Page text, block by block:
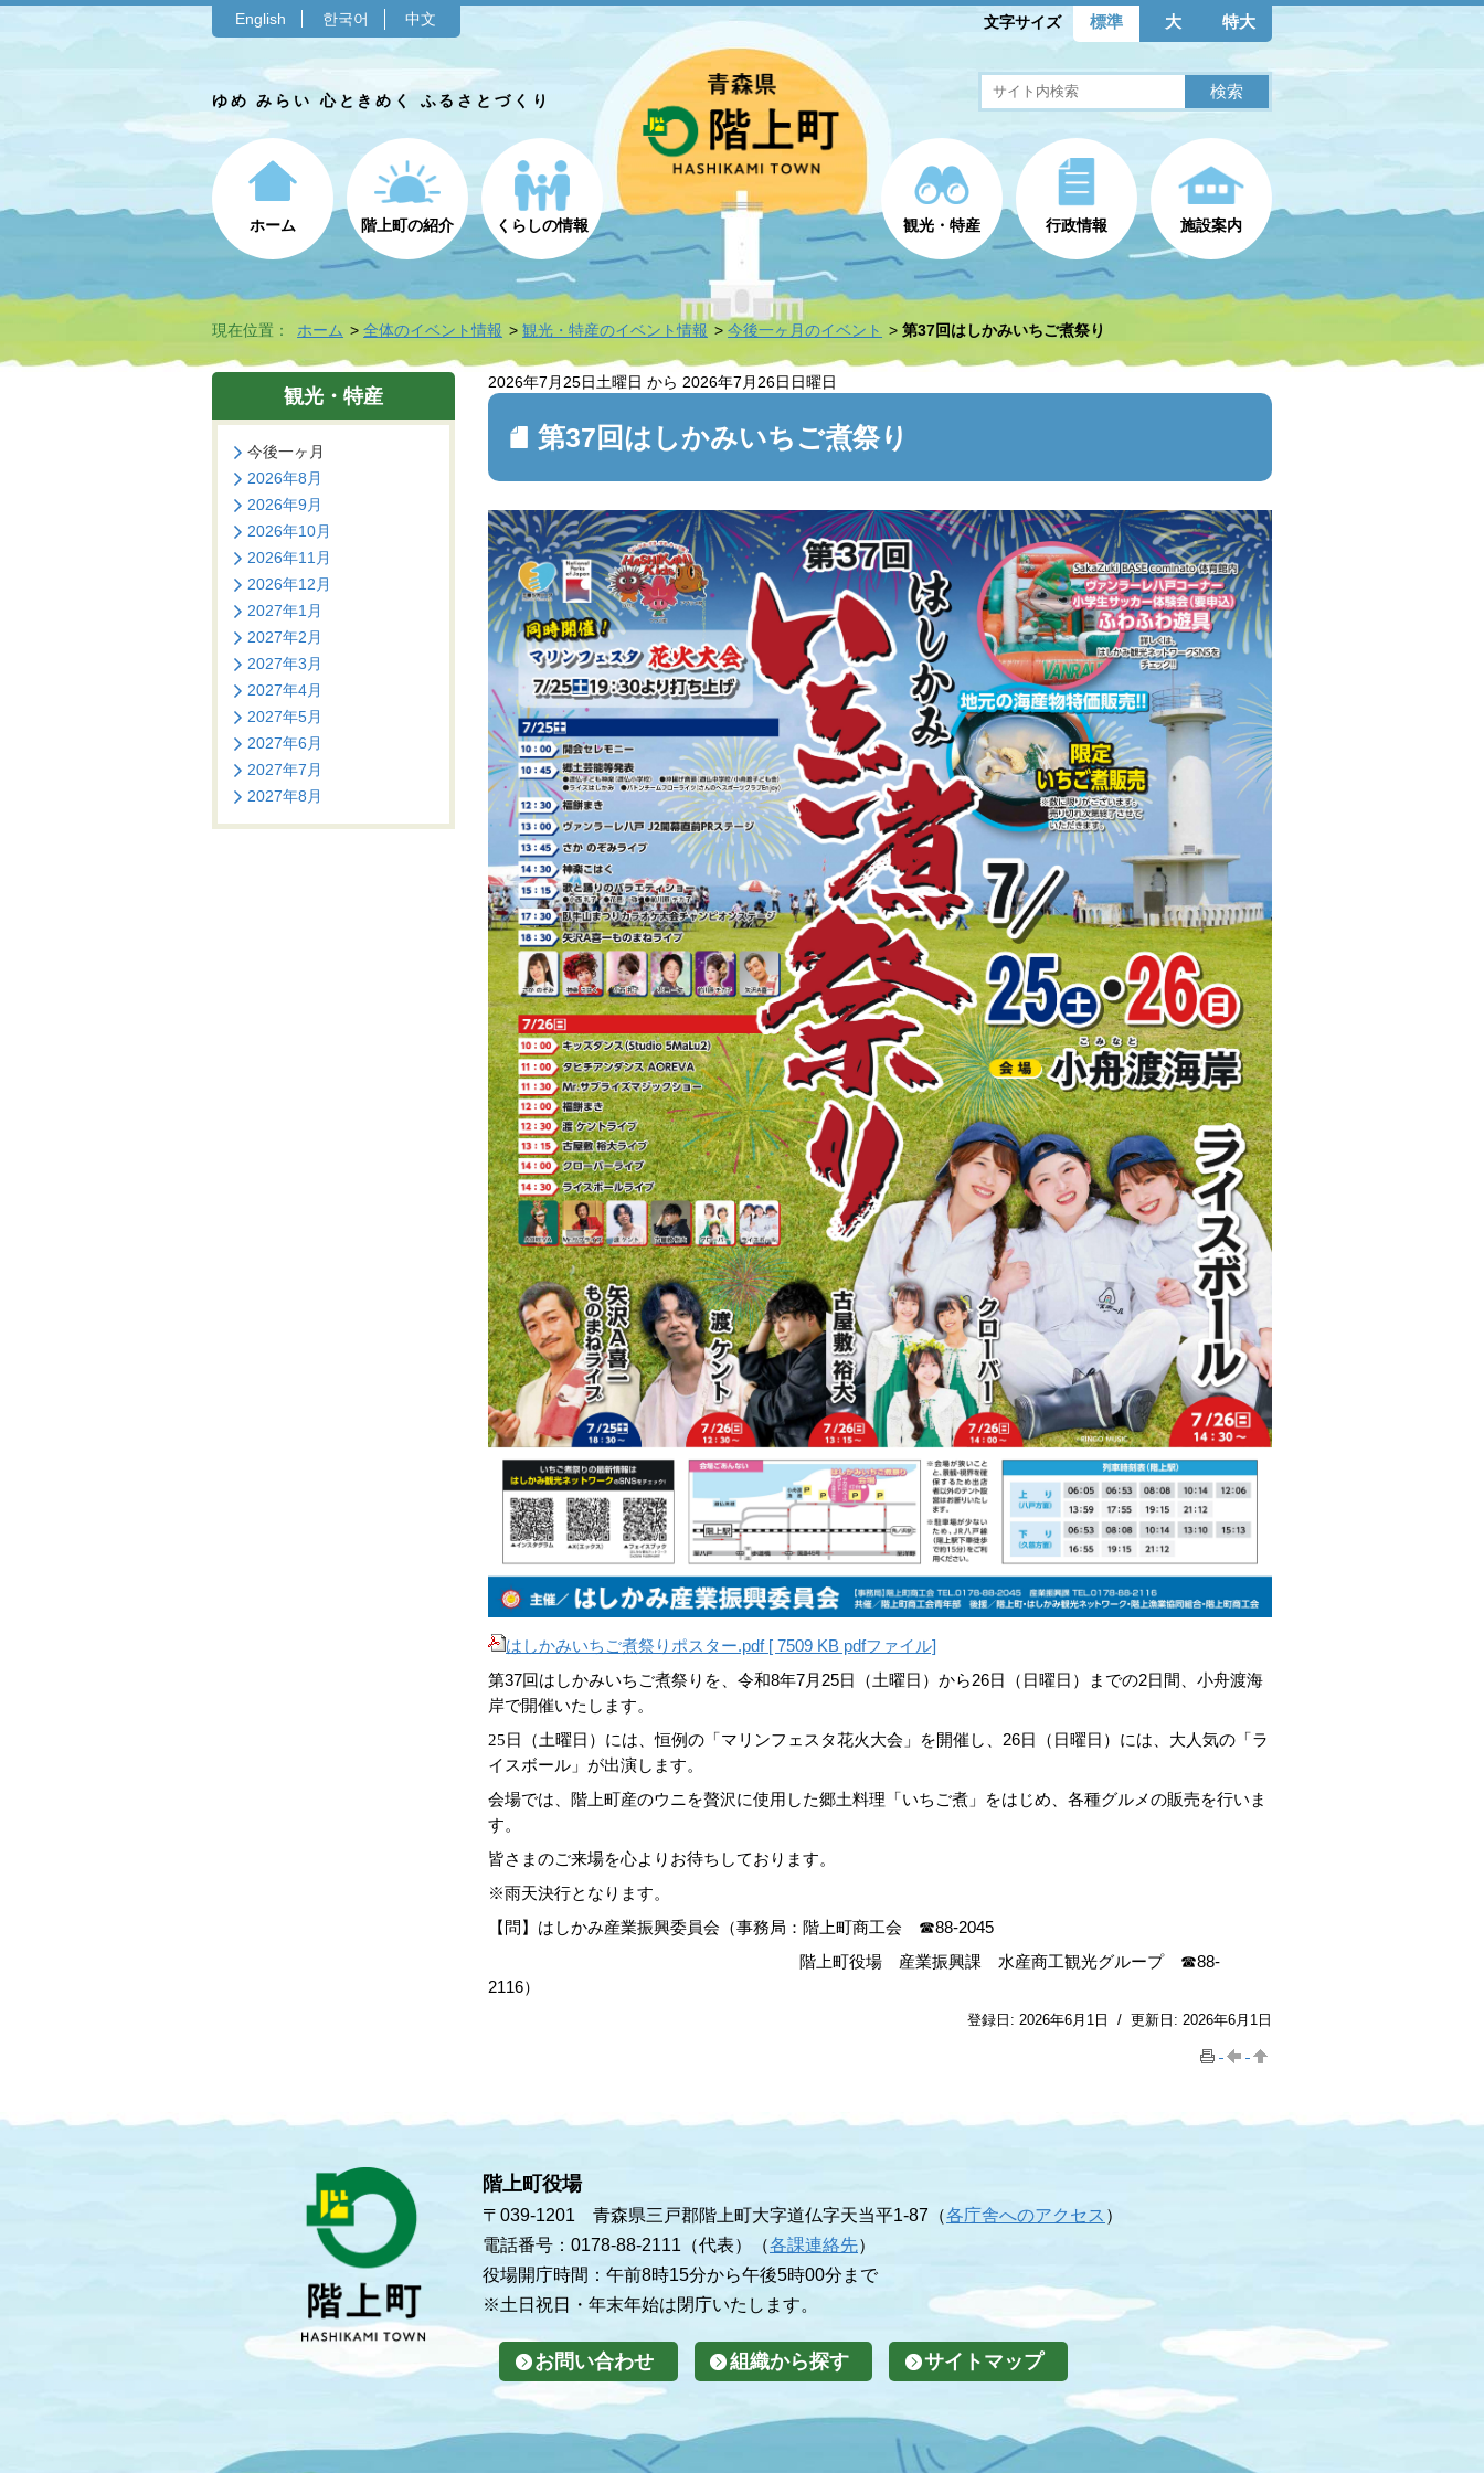
English 한국어 中文 文字サイズ 標準 大 特大
ゆめ みらい 心ときめく ふるさとづくり
ホーム 階上町の紹介 くらしの情報 観光・特産 行政情報 施設案内
現在位置： ホーム 全体のイベント情報 観光・特産のイベント情報 今後一ヶ月のイベント 第37回はしかみいちご煮祭り
観光・特産
今後一ヶ月
2026年8月
2026年9月
2026年10月
2026年11月
2026年12月
2027年1月
2027年2月
2027年3月
2027年4月
2027年5月
2027年6月
2027年7月
2027年8月
2026年7月25日土曜日 から 2026年7月26日 日曜日
第37回はしかみいちご煮祭り
はしかみいちご煮祭りポスター.pdf [ 7509 KB pdfファイル]
第37回はしかみいちご煮祭りを、令和8年7月 25日（土曜日）から26日（日曜日）までの2日間、小舟渡海
岸で開催いたします。
25日（土曜日）には、恒例の「マリンフェスタ花火大会」を開催し、 26日（日曜日）には、大人気の「ラ
イスボール」が出演します。
会場では、階上町産のウニを贅沢に使用した郷土料理「いちご煮」をはじめ、各種グルメの販売を行いま
す。
皆さまのご来場を心よりお待ちしております。
※雨天決行となります。
【問】はしかみ産業振興委員会（事務局：階上町商工会 ☎88-2045
階上町役場 産業振興課 水産商工観光グループ ☎88-
2116）
登録日: 2026年6月1日 / 更新日: 2026年6月1日
階上町役場
〒039-1201 青森県三戸郡階上町大字道仏字天当平1-87（各庁舎へのアクセス ）
電話番号：0178-88-2111（代表）（各課連絡先）
役場開庁時間：午前8時15分から午後5時00分まで
※土日祝日・年末年始は閉庁いたします。
お問い合わせ 組織から探す サイトマップ